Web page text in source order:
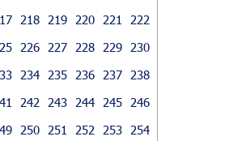
218 219 220 221
222
226 227 228 229
230
234 235 236 237
238
242 243 244 245
246
250 251 252 253
254